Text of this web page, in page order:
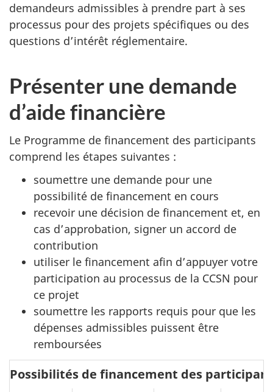
demandeurs admissibles à prendre part à ses
processus pour des projets spécifiques ou des
questions d’intérêt réglementaire.
Présenter une demande
d’aide financière
Le Programme de financement des participants
comprend les étapes suivantes :
soumettre une demande pour une
possibilité de financement en cours
recevoir une décision de financement et, en
cas d’approbation, signer un accord de
contribution
utiliser le financement afin d’appuyer votre
participation au processus de la CCSN pour
ce projet
soumettre les rapports requis pour que les
dépenses admissibles puissent être
remboursées
Possibilités de financement des